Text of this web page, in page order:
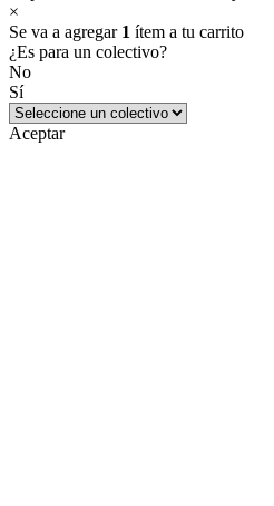
×
Se va a agregar 1 ítem a tu carrito
¿Es para un colectivo?
No
Sí
Aceptar